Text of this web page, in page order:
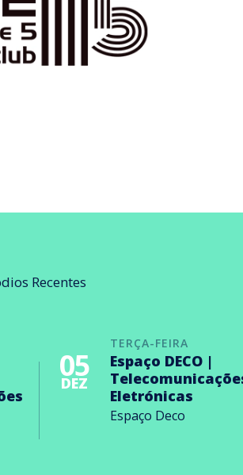
Recentes
TERÇA-FEIRA
05
DEZ
Espaço DECO |
Eletrónicas
Espaço Deco